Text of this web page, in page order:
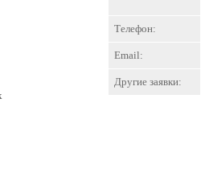
Телефон:
Email:
Другие заявки: